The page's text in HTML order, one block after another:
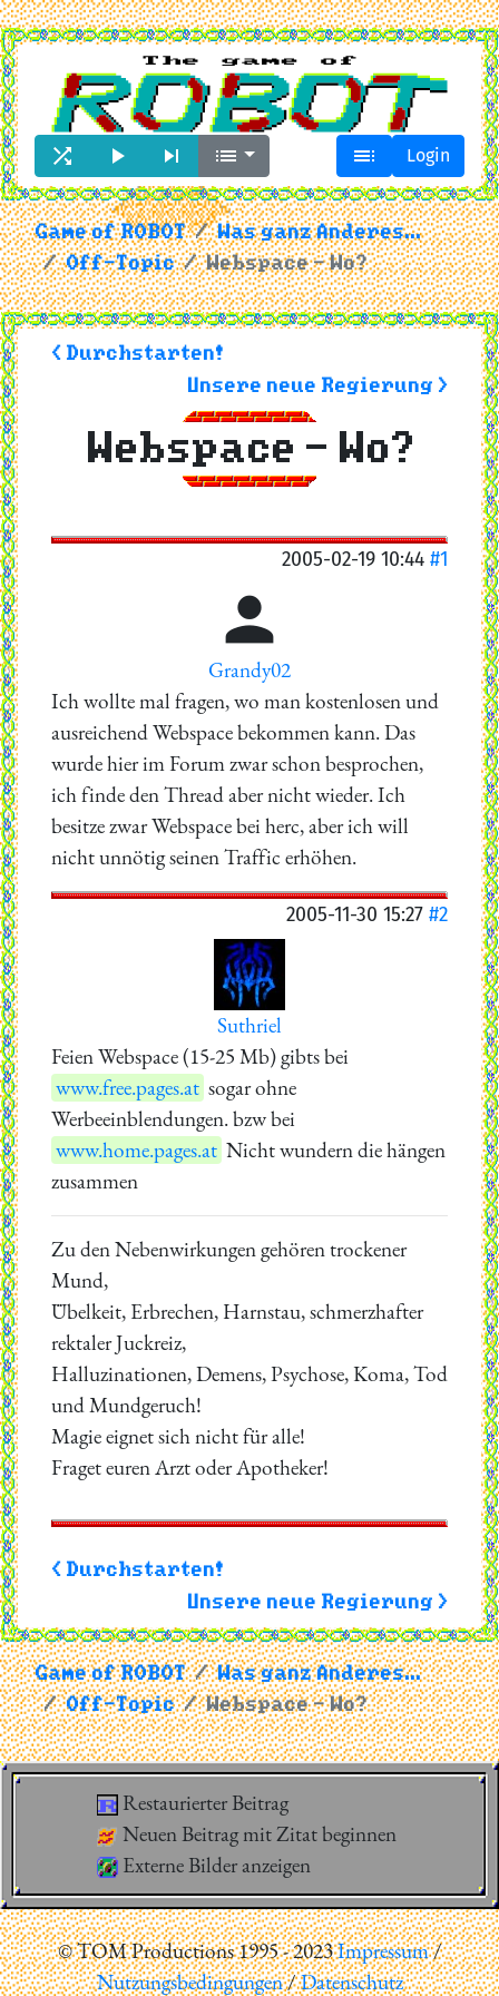
     Login
Game of ROBOT
Was ganz Anderes...
Off-Topic
Webspace - Wo?
< Durchstarten!
Unsere neue Regierung >
Webspace - Wo?
2005-02-19 10:44 #1

Grandy02
Ich wollte mal fragen, wo man kostenlosen und
ausreichend Webspace bekommen kann. Das
wurde hier im Forum zwar schon besprochen,
ich finde den Thread aber nicht wieder. Ich
besitze zwar Webspace bei herc, aber ich will
nicht unnötig seinen Traffic erhöhen.
2005-11-30 15:27 #2
Suthriel
Feien Webspace (15-25 Mb) gibts bei
www.free.pages.at sogar ohne
Werbeeinblendungen. bzw bei
www.home.pages.at Nicht wundern die hängen
zusammen
Zu den Nebenwirkungen gehören trockener
Mund,
Übelkeit, Erbrechen, Harnstau, schmerzhafter
rektaler Juckreiz,
Halluzinationen, Demens, Psychose, Koma, Tod
und Mundgeruch!
Magie eignet sich nicht für alle!
Fraget euren Arzt oder Apotheker!
< Durchstarten!
Unsere neue Regierung >
Game of ROBOT
Was ganz Anderes...
Off-Topic
Webspace - Wo?
Restaurierter Beitrag
Neuen Beitrag mit Zitat beginnen
Externe Bilder anzeigen
© TOM Productions 1995 - 2023Impressum/
Nutzungsbedingungen/Datenschutz